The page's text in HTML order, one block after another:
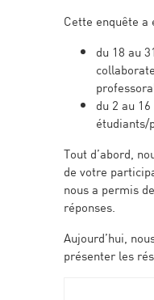
Cette enquête
du 18 au
du 2 au
étudiants/
Tout d’abord,
de votre
nous a permis
réponses.
Aujourd’hui,
présenter les